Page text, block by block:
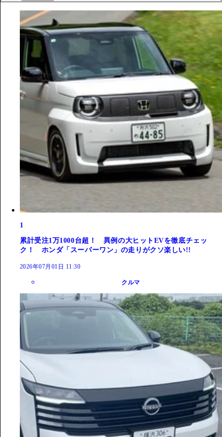
1
累計受注1万1000台超！ 異例の大ヒットEVを徹底チェッ
ク！ ホンダ「スーパーワン」の走りがクソ楽しい!!
2026年07月01日 11:30
クルマ